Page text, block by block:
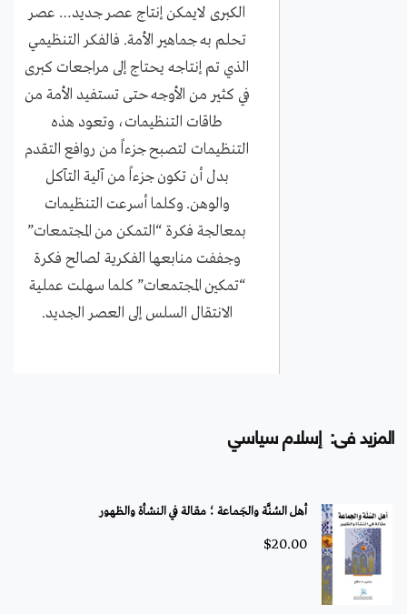
الكبرى لايمكن إنتاج عصر جديد… عصر
تحلم به جماهير الأمة. فالفكر التنظيمي
الذي تم إنتاجه يحتاج إلى مراجعات كبرى
في كثير من الأوجه حتى تستفيد الأمة من
طاقات التنظيمات، وتعود هذه
التنظيمات لتصبح جزءاً من روافع التقدم
بدل أن تكون جزءاً من آلية التآكل
والوهن. وكلما أسرعت التنظيمات
بمعالجة فكرة “التمكن من المجتمعات”
وجففت منابعها الفكرية لصالح فكرة
“تمكين المجتمعات” كلما سهلت عملية
الانتقال السلس إلى العصر الجديد.
المزيد فى: إسلام سياسي
أهل السُنَّة والجَماعة ؛ مقالة في النشأة والظهور
$20.00